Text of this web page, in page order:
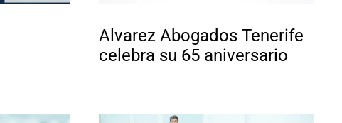
Alvarez Abogados Tenerife
celebra su 65 aniversario